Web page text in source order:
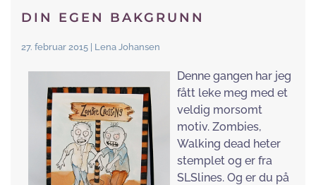
DIN EGEN BAKGRUNN
27. februar 2015 | Lena Johansen
Denne gangen har jeg
fått leke meg med et
veldig morsomt
motiv. Zombies,
Walking dead heter
stemplet og er fra
SLSlines. Og er du på